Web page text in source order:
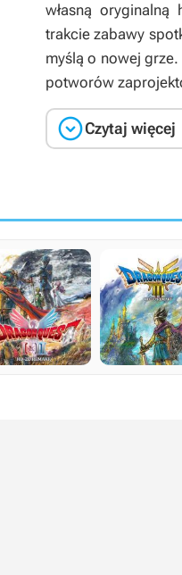
własną
trakcie zabawy
myślą o nowej
potworów
Czytaj więcej